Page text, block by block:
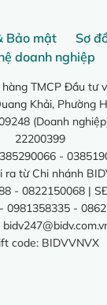
Bảo mật Sơ
doanh nghiệp
TMCP Đầu tư
Khải, Phường
(Doanh
22200399
-
từ Chi nhánh
- 0822150068 |
0981358335 -
code: BIDVVNVX